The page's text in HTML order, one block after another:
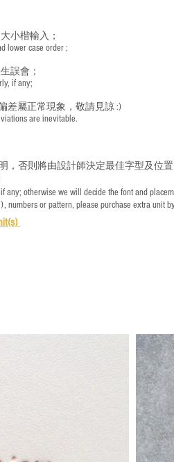
小楷輸入；
lower case order ;
誤會；
if any;
差屬正常現象，敬請見諒 :)
are inevitable.
，否則將由設計師決定最佳字型及位
any; otherwise we will decide the font and
numbers or pattern, please purchase extra unit